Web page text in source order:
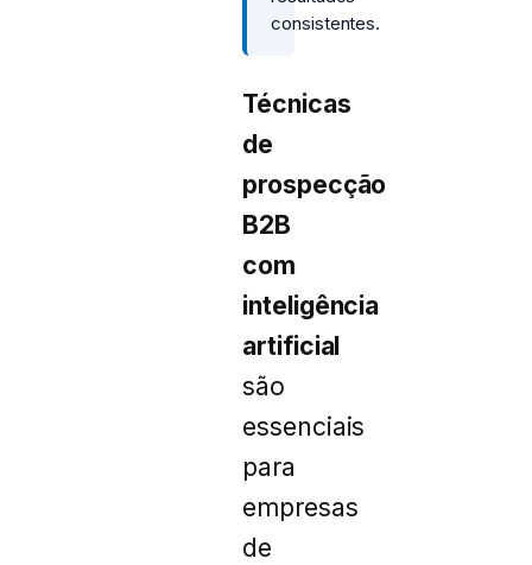
consistentes.
Técnicas
de
prospecção
B2B
com
inteligência
artificial
são
essenciais
para
empresas
de